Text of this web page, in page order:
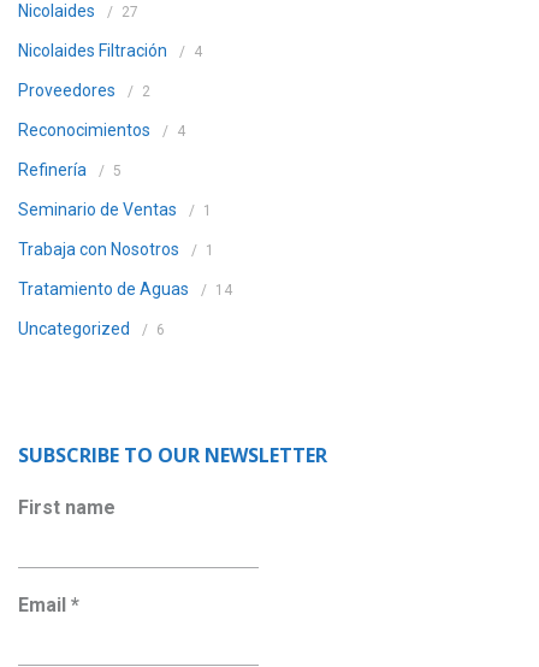
Nicolaides 27
Nicolaides Filtración 4
Proveedores 2
Reconocimientos 4
Refinería 5
Seminario de Ventas 1
Trabaja con Nosotros 1
Tratamiento de Aguas 14
Uncategorized 6
SUBSCRIBE TO OUR NEWSLETTER
First name
Email *